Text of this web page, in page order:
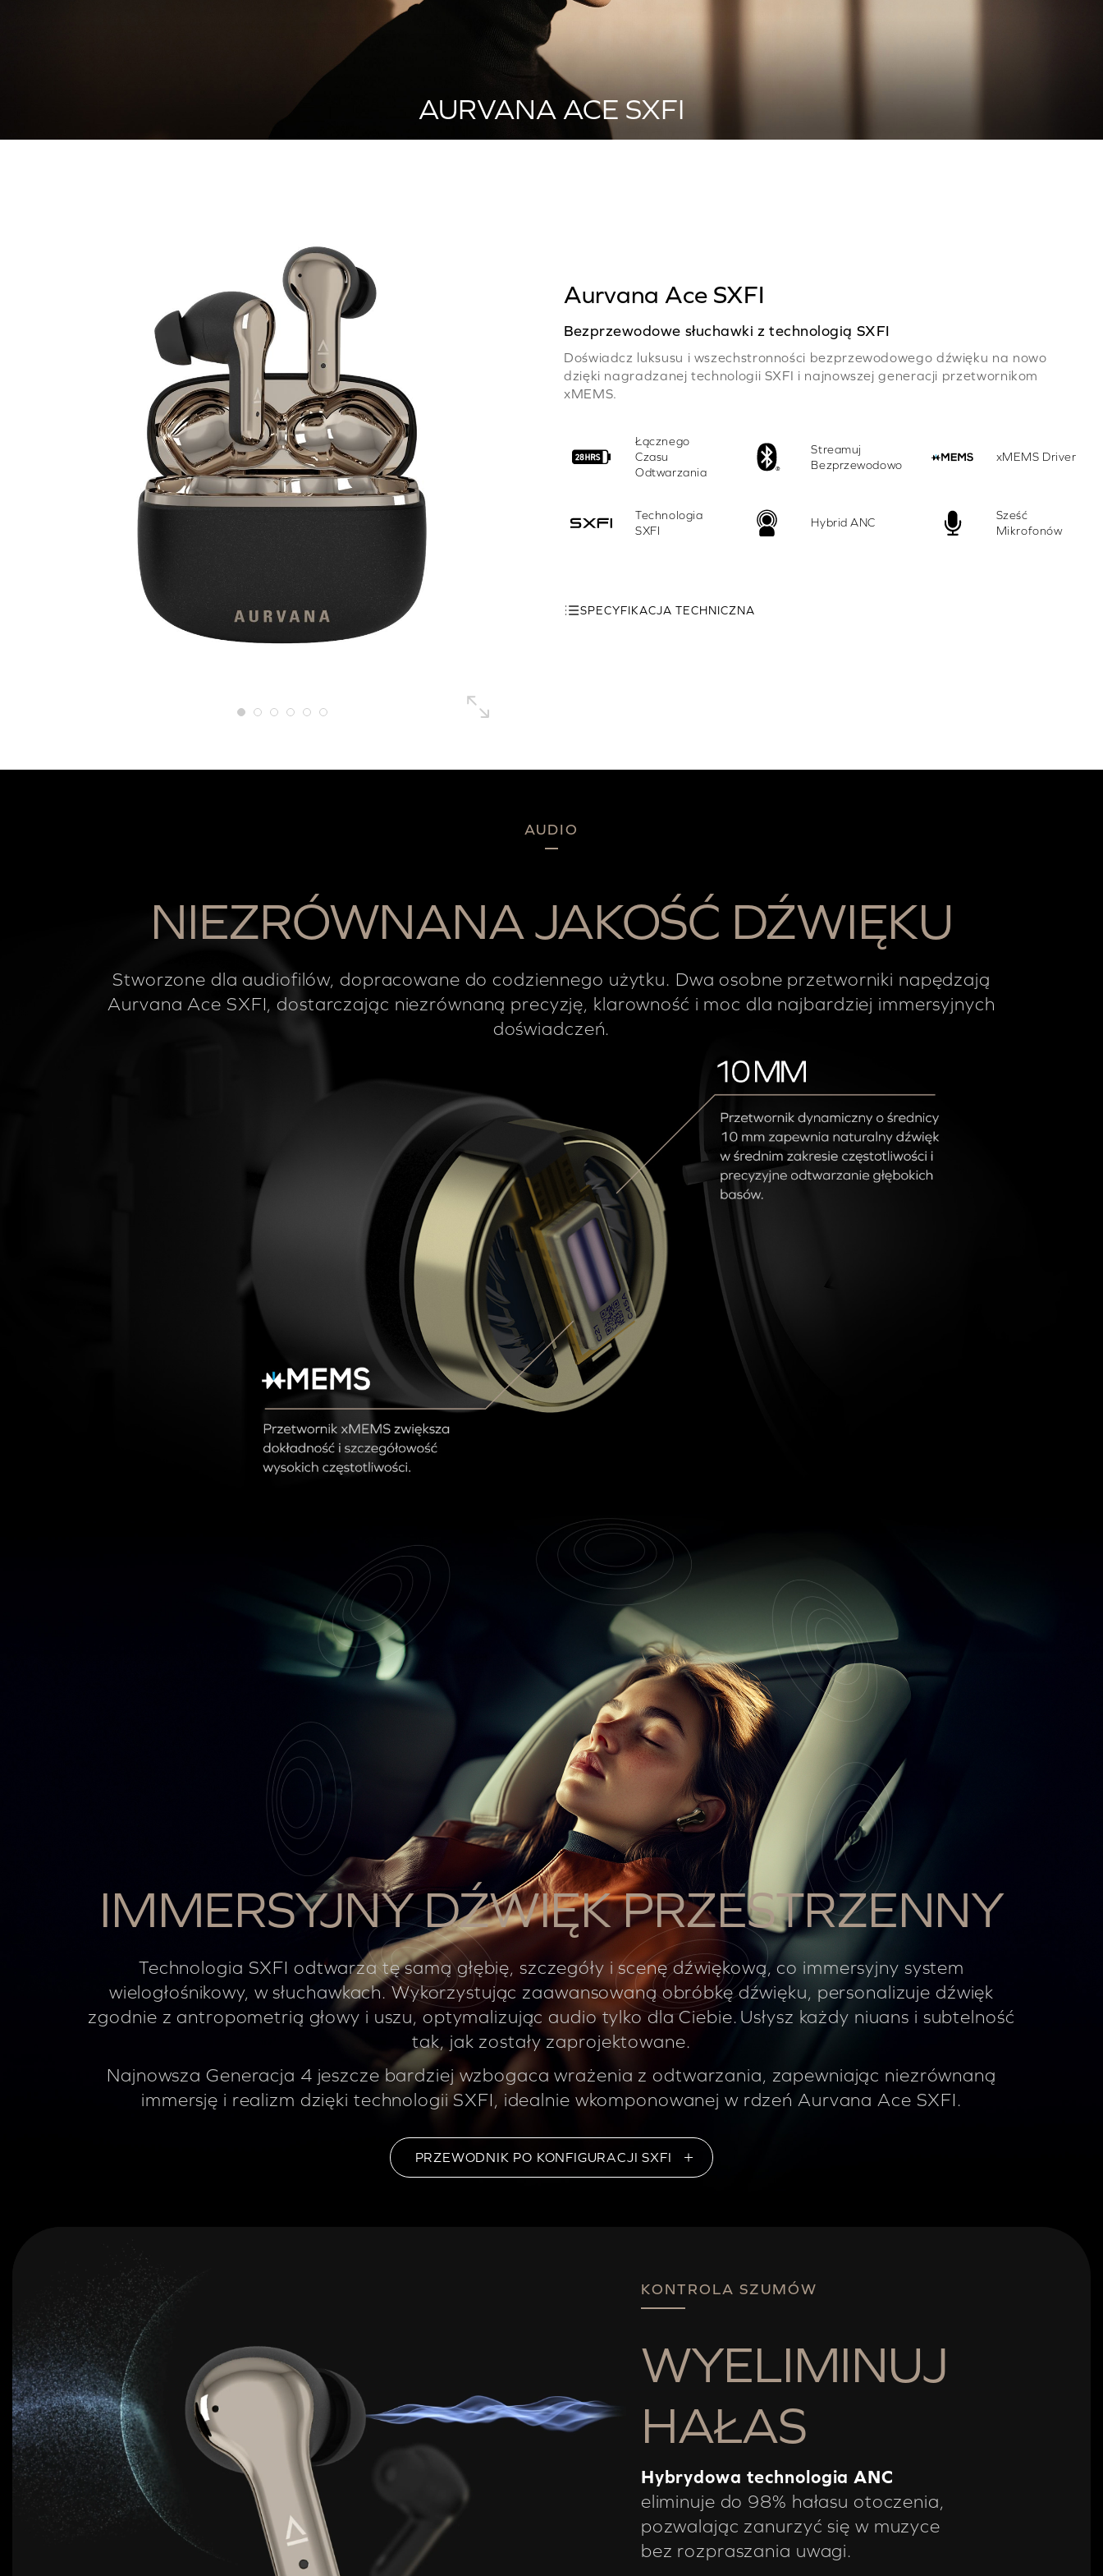
AURVANA ACE SXFI
Aurvana Ace SXFI
Bezprzewodowe słuchawki z technologią SXFI
Doświadcz luksusu i wszechstronności bezprzewodowego dźwięku na nowo
dzięki nagradzanej technologii SXFI i najnowszej generacji przetwornikom
xMEMS.
Łącznego
Czasu
Odtwarzania
Streamuj
Bezprzewodowo
xMEMS Driver
Technologia
SXFI
Hybrid ANC
Sześć
Mikrofonów
SPECYFIKACJA TECHNICZNA
AUDIO
NIEZRÓWNANA JAKOŚĆ DŹWIĘKU
Stworzone dla audiofilów, dopracowane do codziennego użytku. Dwa osobne przetworniki napędzają
Aurvana Ace SXFI, dostarczając niezrównaną precyzję, klarowność i moc dla najbardziej immersyjnych
doświadczeń.
IMMERSYJNY DŹWIĘK PRZESTRZENNY
Technologia SXFI odtwarza tę samą głębię, szczegóły i scenę dźwiękową, co immersyjny system
wielogłośnikowy, w słuchawkach. Wykorzystując zaawansowaną obróbkę dźwięku, personalizuje dźwięk
zgodnie z antropometrią głowy i uszu, optymalizując audio tylko dla Ciebie. Usłysz każdy niuans i subtelność
tak, jak zostały zaprojektowane.
Najnowsza Generacja 4 jeszcze bardziej wzbogaca wrażenia z odtwarzania, zapewniając niezrównaną
immersję i realizm dzięki technologii SXFI, idealnie wkomponowanej w rdzeń Aurvana Ace SXFI.
PRZEWODNIK PO KONFIGURACJI SXFI
KONTROLA SZUMÓW
WYELIMINUJ
HAŁAS
Hybrydowa technologia ANC
eliminuje do 98% hałasu otoczenia,
pozwalając zanurzyć się w muzyce
bez rozpraszania uwagi.